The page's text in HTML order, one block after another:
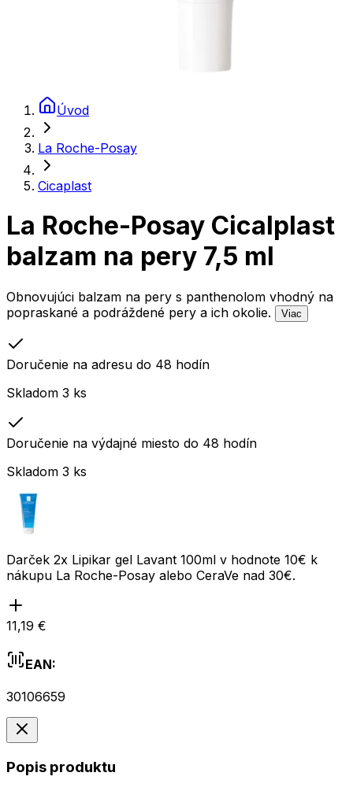
Úvod
La Roche-Posay
Cicaplast
La Roche-Posay Cicalplast
balzam na pery 7,5 ml
Obnovujúci balzam na pery s panthenolom vhodný na
popraskané a podráždené pery a ich okolie.
Viac
Doručenie na adresu do 48 hodín
Skladom 3 ks
Doručenie na výdajné miesto do 48 hodín
Skladom 3 ks
Darček 2x Lipikar gel Lavant 100ml v hodnote 10€ k
nákupu La Roche-Posay alebo CeraVe nad 30€.
11,19 €
EAN:
30106659
Popis produktu